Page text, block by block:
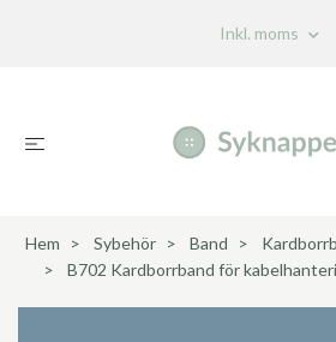
Inkl. moms
Hem Sybehör Band
B702 Kardborrband för